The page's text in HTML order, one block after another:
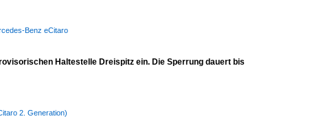
Benz eCitaro
Haltestelle Dreispitz ein. Die Sperrung dauert bis
2. Generation)